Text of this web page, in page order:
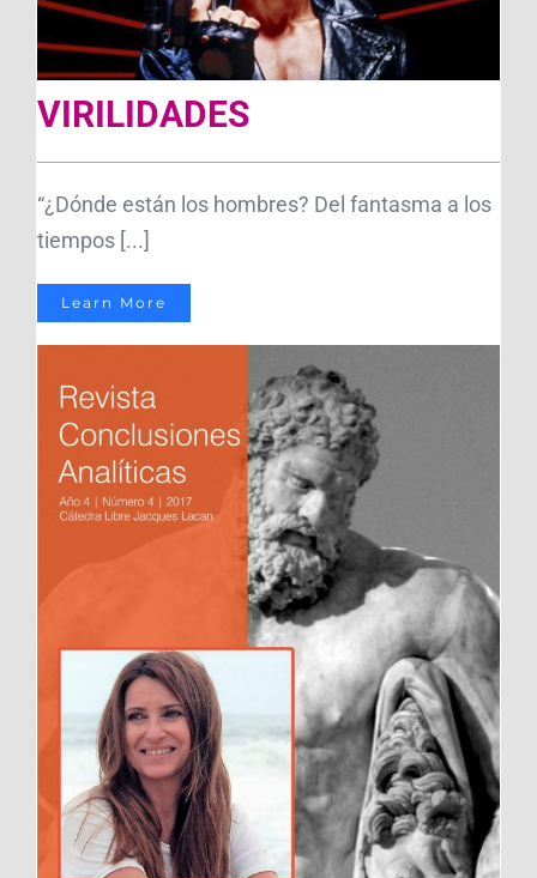
VIRILIDADES
“¿Dónde están los hombres? Del fantasma a los
tiempos [...]
Learn More